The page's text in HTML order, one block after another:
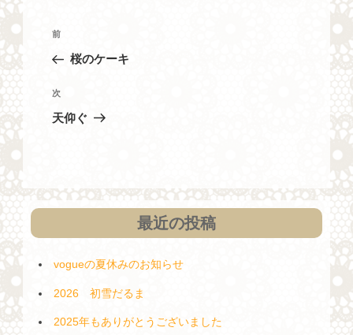
投
ビ
ゲ
ン
過
去
投
前
桜のケーキ
次
の
次
天仰ぐ
最近の投稿
vogueの夏休みのお知らせ
2026 初雪だるま
2025年もありがとうございました